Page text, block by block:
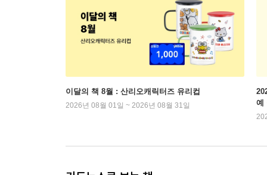
이달의 책 8월 : 산리오캐릭터즈 유리컵
2026년 08월 01일 ~ 2026년 08월 31일
예